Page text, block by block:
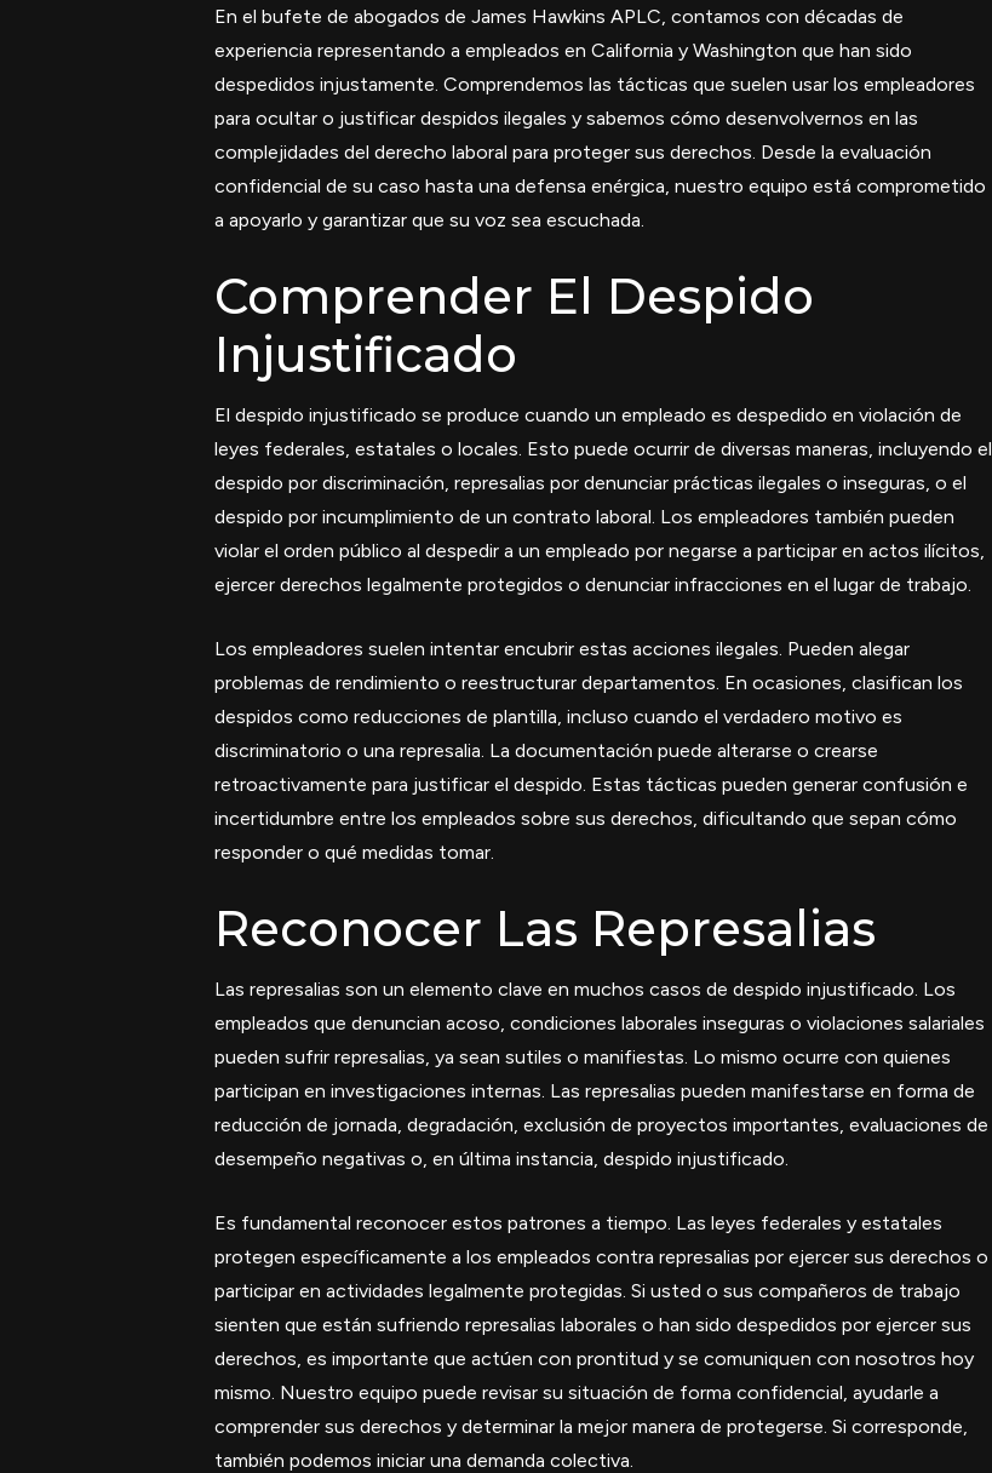
En el bufete de abogados de James Hawkins APLC, contamos con décadas de
experiencia representando a empleados en California y Washington que han sido
despedidos injustamente. Comprendemos las tácticas que suelen usar los empleadores
para ocultar o justificar despidos ilegales y sabemos cómo desenvolvernos en las
complejidades del derecho laboral para proteger sus derechos. Desde la evaluación
confidencial de su caso hasta una defensa enérgica, nuestro equipo está comprometido
a apoyarlo y garantizar que su voz sea escuchada.
Comprender El Despido
Injustificado
El despido injustificado se produce cuando un empleado es despedido en violación de
leyes federales, estatales o locales. Esto puede ocurrir de diversas maneras, incluyendo el
despido por discriminación, represalias por denunciar prácticas ilegales o inseguras, o el
despido por incumplimiento de un contrato laboral. Los empleadores también pueden
violar el orden público al despedir a un empleado por negarse a participar en actos ilícitos,
ejercer derechos legalmente protegidos o denunciar infracciones en el lugar de trabajo.
Los empleadores suelen intentar encubrir estas acciones ilegales. Pueden alegar
problemas de rendimiento o reestructurar departamentos. En ocasiones, clasifican los
despidos como reducciones de plantilla, incluso cuando el verdadero motivo es
discriminatorio o una represalia. La documentación puede alterarse o crearse
retroactivamente para justificar el despido. Estas tácticas pueden generar confusión e
incertidumbre entre los empleados sobre sus derechos, dificultando que sepan cómo
responder o qué medidas tomar.
Reconocer Las Represalias
Las represalias son un elemento clave en muchos casos de despido injustificado. Los
empleados que denuncian acoso, condiciones laborales inseguras o violaciones salariales
pueden sufrir represalias, ya sean sutiles o manifiestas. Lo mismo ocurre con quienes
participan en investigaciones internas. Las represalias pueden manifestarse en forma de
reducción de jornada, degradación, exclusión de proyectos importantes, evaluaciones de
desempeño negativas o, en última instancia, despido injustificado.
Es fundamental reconocer estos patrones a tiempo. Las leyes federales y estatales
protegen específicamente a los empleados contra represalias por ejercer sus derechos o
participar en actividades legalmente protegidas. Si usted o sus compañeros de trabajo
sienten que están sufriendo represalias laborales o han sido despedidos por ejercer sus
derechos, es importante que actúen con prontitud y se comuniquen con nosotros hoy
mismo. Nuestro equipo puede revisar su situación de forma confidencial, ayudarle a
comprender sus derechos y determinar la mejor manera de protegerse. Si corresponde,
también podemos iniciar una demanda colectiva.
Tiempo, Pero Estoy Muy Contento
Con Cómo Salió Todo.
Llevaron mi caso y fueron muy francos y
serviciales. Como ocurre con todos los
casos, llevó tiempo, pero estoy muy
contento con el resultado. Los recomiendo.